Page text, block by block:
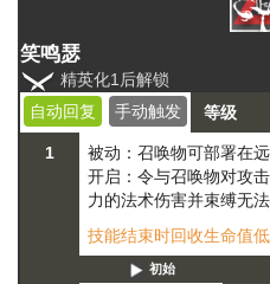
笑鸣瑟
精英化1后解锁
自动回复
手动触发 等级
1 被动：召唤物可部署在
开启：令与召唤物对攻
力的法术伤害并束缚无
技能结束时回收生命值
初始